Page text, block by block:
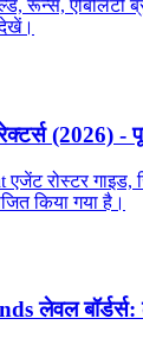
रून्स, एबिलिटी
(2026) -
एजेंट रोस्टर
किया गया है।
लेवल